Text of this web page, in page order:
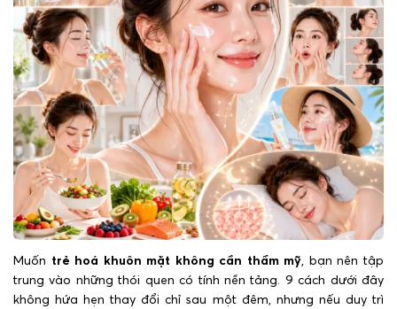
Muốn trẻ hoá khuôn mặt không cần thẩm mỹ, bạn nên tập
trung vào những thói quen có tính nền tảng. 9 cách dưới đây
không hứa hẹn thay đổi chỉ sau một đêm, nhưng nếu duy trì